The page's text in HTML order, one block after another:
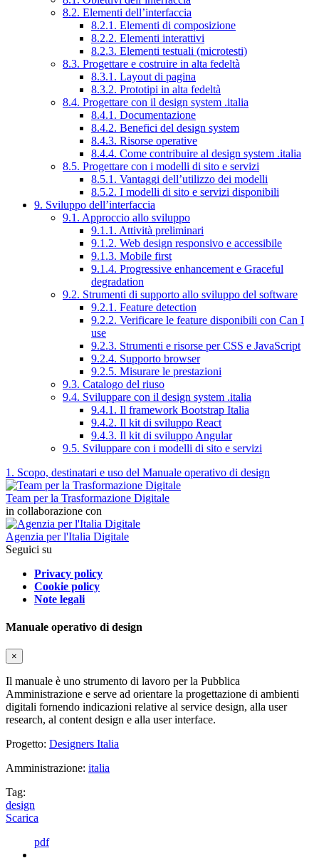
8.2. Elementi dell’interfaccia
8.2.1. Elementi di composizione
8.2.2. Elementi interattivi
8.2.3. Elementi testuali (microtesti)
8.3. Progettare e costruire in alta fedeltà
8.3.1. Layout di pagina
8.3.2. Prototipi in alta fedeltà
8.4. Progettare con il design system .italia
8.4.1. Documentazione
8.4.2. Benefici del design system
8.4.3. Risorse operative
8.4.4. Come contribuire al design system .italia
8.5. Progettare con i modelli di sito e servizi
8.5.1. Vantaggi dell’utilizzo dei modelli
8.5.2. I modelli di sito e servizi disponibili
9. Sviluppo dell’interfaccia
9.1. Approccio allo sviluppo
9.1.1. Attività preliminari
9.1.2. Web design responsivo e accessibile
9.1.3. Mobile first
9.1.4. Progressive enhancement e Graceful
degradation
9.2. Strumenti di supporto allo sviluppo del software
9.2.1. Feature detection
9.2.2. Verificare le feature disponibili con Can I
use
9.2.3. Strumenti e risorse per CSS e JavaScript
9.2.4. Supporto browser
9.2.5. Misurare le prestazioni
9.3. Catalogo del riuso
9.4. Sviluppare con il design system .italia
9.4.1. Il framework Bootstrap Italia
9.4.2. Il kit di sviluppo React
9.4.3. Il kit di sviluppo Angular
9.5. Sviluppare con i modelli di sito e servizi
1. Scopo, destinatari e uso del Manuale operativo di design
Team per la Trasformazione Digitale
in collaborazione con
Agenzia per l'Italia Digitale
Seguici su
Privacy policy
Cookie policy
Note legali
Manuale operativo di design
×
Il manuale è uno strumento di lavoro per la Pubblica
Amministrazione e serve ad orientare la progettazione di ambienti
digitali fornendo indicazioni relative al service design, alla user
research, al content design e alla user interface.
Progetto: Designers Italia
Amministrazione: italia
Tag:
design
Scarica
pdf